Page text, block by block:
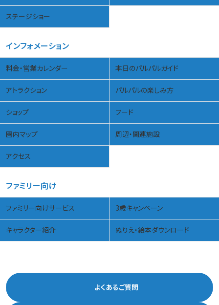
ステージショー
インフォメーション
料金・営業カレンダー 本日のパルパルガイド
アトラクション パルパルの楽しみ方
ショップ フード
園内マップ 周辺・関連施設
アクセス
ファミリー向け
ファミリー向けサービス 3歳キャンペーン
キャラクター紹介 ぬりえ・絵本ダウンロード
よくあるご質問